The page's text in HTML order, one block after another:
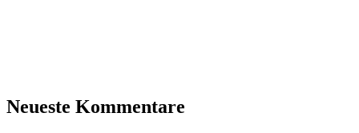
Neueste Kommentare